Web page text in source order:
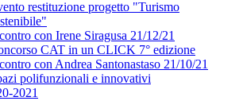
restituzione progetto "Turismo
con Irene Siragusa 21/12/21
CAT in un CLICK 7° edizione
con Andrea Santonastaso 21/10/21
polifunzionali e innovativi
2021